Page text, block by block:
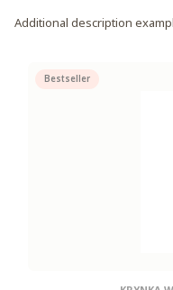
Additional description
Bestseller